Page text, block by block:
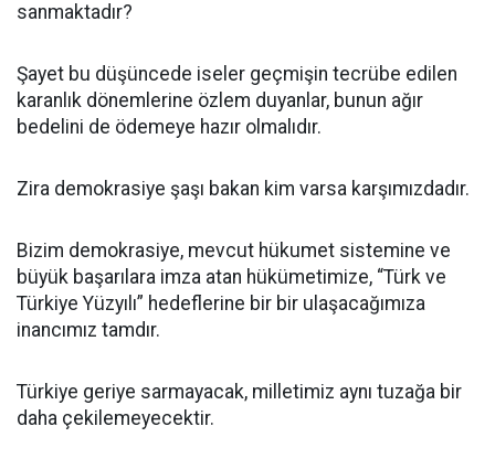
sanmaktadır?
Şayet bu düşüncede iseler geçmişin tecrübe edilen
karanlık dönemlerine özlem duyanlar, bunun ağır
bedelini de ödemeye hazır olmalıdır.
Zira demokrasiye şaşı bakan kim varsa karşımızdadır.
Bizim demokrasiye, mevcut hükumet sistemine ve
büyük başarılara imza atan hükümetimize, “Türk ve
Türkiye Yüzyılı” hedeflerine bir bir ulaşacağımıza
inancımız tamdır.
Türkiye geriye sarmayacak, milletimiz aynı tuzağa bir
daha çekilemeyecektir.